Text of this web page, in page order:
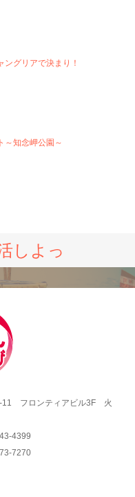
ングリアで決まり！
～知念岬公園～
しよっ
11 フロンティアビル3F 火
4399
7270